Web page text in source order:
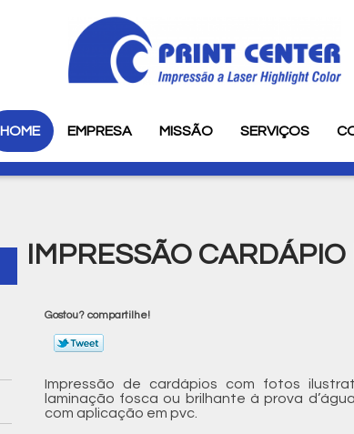
HOME EMPRESA MISSÃO SERVIÇOS
IMPRESSÃO
Gostou? compartilhe!
Impressão de cardápios com fotos
laminação fosca ou brilhante à prova
com aplicação em pvc.